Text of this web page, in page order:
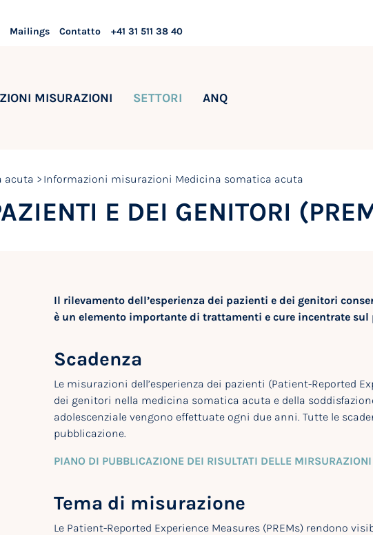
Mailings Contatto +41 31 511 38 40
MISURAZIONI SETTORI ANQ
acuta Informazioni misurazioni Medicina somatica acuta
E DEI GENITORI
Il rilevamento dell’esperienza dei pazienti e dei genitori
è un elemento importante di trattamenti e cure incentrate sul
Scadenza
Le misurazioni dell’esperienza dei pazienti (Patient-Reported
dei genitori nella medicina somatica acuta e della
adolescenziale vengono effettuate ogni due anni. Tutte le
pubblicazione.
PIANO DI PUBBLICAZIONE DEI RISULTATI DELLE MIRSURAZIONI
Tema di misurazione
Le Patient-Reported Experience Measures (PREMs) rendono